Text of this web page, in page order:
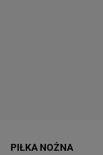
PIŁKA NOŻNA